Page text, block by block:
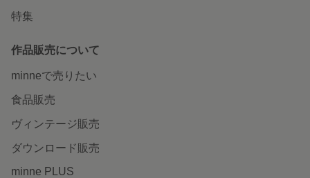
特集
作品販売について
minneで売りたい
食品販売
ヴィンテージ販売
ダウンロード販売
minne PLUS